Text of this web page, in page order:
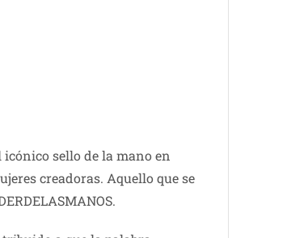
sello de la mano en
creadoras. Aquello que se